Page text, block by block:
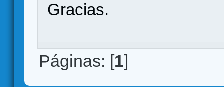
Gracias.
Páginas: [1]